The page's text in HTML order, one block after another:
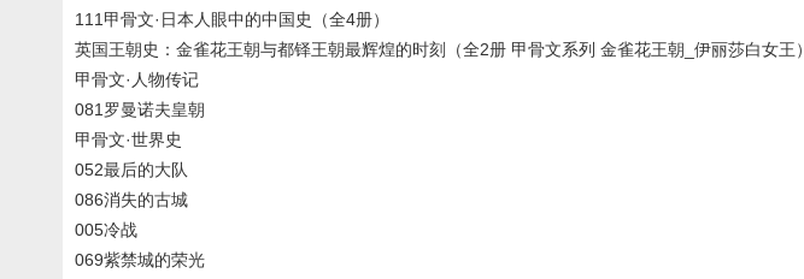
111甲骨文·日本人眼中的中国史（全4册）
英国王朝史：金雀花王朝与都铎王朝最辉煌的时刻（全2册 甲骨文系列 金雀花王朝_伊丽莎白女王）
甲骨文·人物传记
081罗曼诺夫皇朝
甲骨文·世界史
052最后的大队
086消失的古城
005冷战
069紫禁城的荣光